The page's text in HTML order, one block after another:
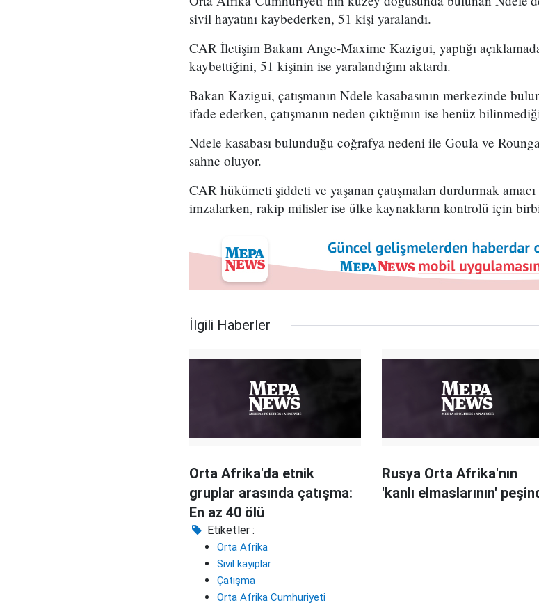
sivil hayatını kaybederken, 51 kişi yaralandı.
CAR İletişim Bakanı Ange-Maxime Kazigui, yaptığı
kaybettiğini, 51 kişinin ise yaralandığını aktardı.
Bakan Kazigui, çatışmanın Ndele kasabasının merkezinde
ifade ederken, çatışmanın neden çıktığının ise henüz
Ndele kasabası bulunduğu coğrafya nedeni ile Goula ve
sahne oluyor.
CAR hükümeti şiddeti ve yaşanan çatışmaları durdurmak
imzalarken, rakip milisler ise ülke kaynakların kontrolü için
İlgili Haberler
Orta Afrika'da etnik
gruplar arasında çatışma:
En az 40 ölü
Rusya Orta Afrika'nın
'kanlı elmaslarının'
Etiketler :
Orta Afrika
Sivil kayıplar
Çatışma
Orta Afrika Cumhuriyeti